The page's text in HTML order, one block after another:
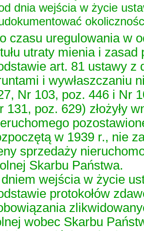
dnia wejścia w życie
czasu uregulowania w
utraty mienia i
art. 81 ustawy z
i wywłaszczaniu
Nr 103, poz. 446 i Nr
131, poz. 629) złożyły
w 1939 r., nie
sprzedaży
Skarbu Państwa.
wejścia w życie
protokołów
wobec Skarbu